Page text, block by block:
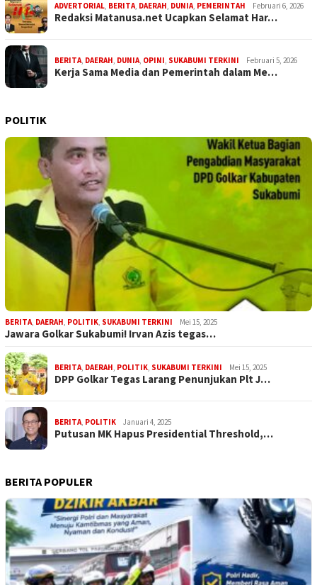
ADVERTORIAL, BERITA, DAERAH, DUNIA, PEMERINTAH Februari 6, 2026
Redaksi Matanusa.net Ucapkan Selamat Har…
BERITA, DAERAH, DUNIA, OPINI, SUKABUMI TERKINI Februari 5, 2026
Kerja Sama Media dan Pemerintah dalam Me…
POLITIK
BERITA, DAERAH, POLITIK, SUKABUMI TERKINI Mei 15, 2025
Jawara Golkar Sukabumi! Irvan Azis tegas…
BERITA, DAERAH, POLITIK, SUKABUMI TERKINI Mei 15, 2025
DPP Golkar Tegas Larang Penunjukan Plt J…
BERITA, POLITIK Januari 4, 2025
Putusan MK Hapus Presidential Threshold,…
BERITA POPULER